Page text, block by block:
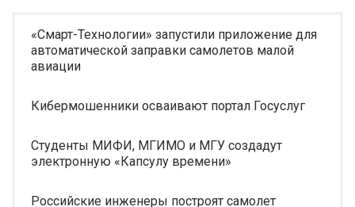
«Смарт-Технологии» запустили приложение для
автоматической заправки самолетов малой
авиации
Кибермошенники осваивают портал Госуслуг
Студенты МИФИ, МГИМО и МГУ создадут
электронную «Капсулу времени»
Российские инженеры построят самолет